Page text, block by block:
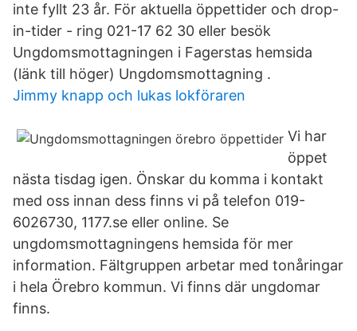
inte fyllt 23 år. För aktuella öppettider och drop-
in-tider - ring 021-17 62 30 eller besök
Ungdomsmottagningen i Fagerstas hemsida
(länk till höger) Ungdomsmottagning .
Jimmy knapp och lukas lokföraren
Vi har
öppet
nästa tisdag igen. Önskar du komma i kontakt
med oss innan dess finns vi på telefon 019-
6026730, 1177.se eller online. Se
ungdomsmottagningens hemsida för mer
information. Fältgruppen arbetar med tonåringar
i hela Örebro kommun. Vi finns där ungdomar
finns.